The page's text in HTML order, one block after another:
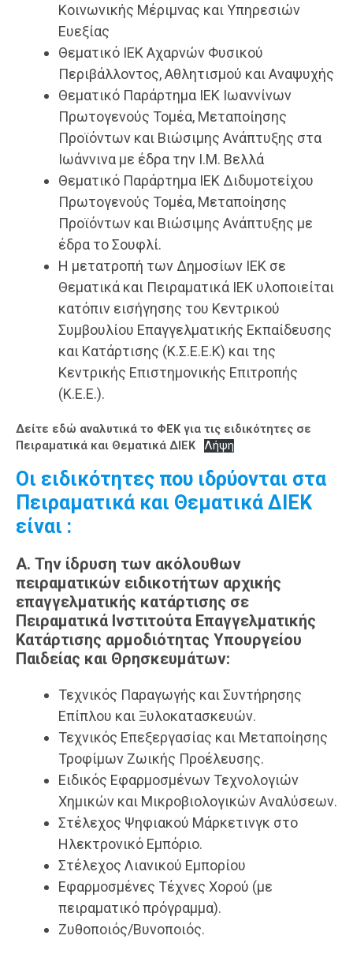
Κοινωνικής Μέριμνας και Υπηρεσιών
Ευεξίας
Θεματικό ΙΕΚ Αχαρνών Φυσικού
Περιβάλλοντος, Αθλητισμού και Αναψυχής
Θεματικό Παράρτημα ΙΕΚ Ιωαννίνων
Πρωτογενούς Τομέα, Μεταποίησης
Προϊόντων και Βιώσιμης Ανάπτυξης στα
Ιωάννινα με έδρα την Ι.Μ. Βελλά
Θεματικό Παράρτημα ΙΕΚ Διδυμοτείχου
Πρωτογενούς Τομέα, Μεταποίησης
Προϊόντων και Βιώσιμης Ανάπτυξης με
έδρα το Σουφλί.
Η μετατροπή των Δημοσίων ΙΕΚ σε
Θεματικά και Πειραματικά ΙΕΚ υλοποιείται
κατόπιν εισήγησης του Κεντρικού
Συμβουλίου Επαγγελματικής Εκπαίδευσης
και Κατάρτισης (Κ.Σ.Ε.Ε.Κ) και της
Κεντρικής Επιστημονικής Επιτροπής
(Κ.Ε.Ε.).
Δείτε εδώ αναλυτικά το ΦΕΚ για τις ειδικότητες σε
Πειραματικά και Θεματικά ΔΙΕΚ
Λήψη
Οι ειδικότητες που ιδρύονται στα
Πειραματικά και Θεματικά ΔΙΕΚ
είναι :
Α. Την ίδρυση των ακόλουθων
πειραματικών ειδικοτήτων αρχικής
επαγγελματικής κατάρτισης σε
Πειραματικά Ινστιτούτα Επαγγελματικής
Κατάρτισης αρμοδιότητας Υπουργείου
Παιδείας και Θρησκευμάτων:
Τεχνικός Παραγωγής και Συντήρησης
Επίπλου και Ξυλοκατασκευών.
Τεχνικός Επεξεργασίας και Μεταποίησης
Τροφίμων Ζωικής Προέλευσης.
Ειδικός Εφαρμοσμένων Τεχνολογιών
Χημικών και Μικροβιολογικών Αναλύσεων.
Στέλεχος Ψηφιακού Μάρκετινγκ στο
Ηλεκτρονικό Εμπόριο.
Στέλεχος Λιανικού Εμπορίου
Εφαρμοσμένες Τέχνες Χορού (με
πειραματικό πρόγραμμα).
Ζυθοποιός/Βυνοποιός.